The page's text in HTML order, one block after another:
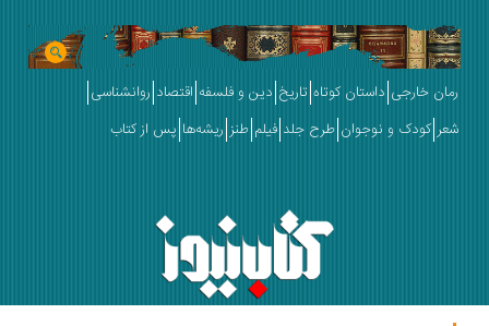
خارجی داستان کوتاه تاریخ دین و فلسفه اقتصاد روانشناسی
کودک و نوجوان طرح جلد فیلم طنز ریشه‌ها پس از کتاب